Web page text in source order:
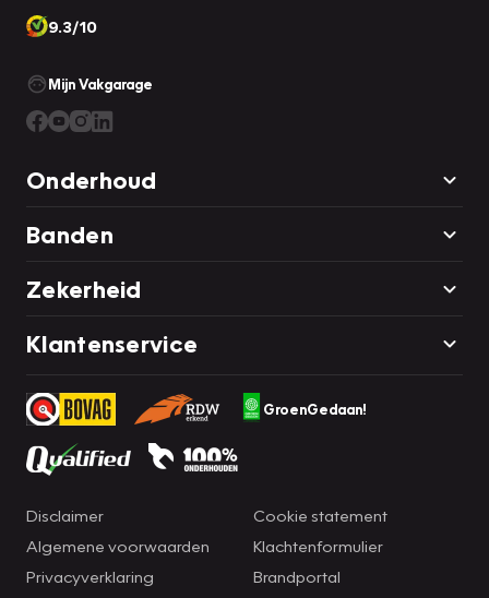
9.3/10
Mijn Vakgarage
Onderhoud
Banden
Zekerheid
Klantenservice
GroenGedaan!
Disclaimer
Algemene voorwaarden
Privacyverklaring
Cookie statement
Klachtenformulier
Brandportal